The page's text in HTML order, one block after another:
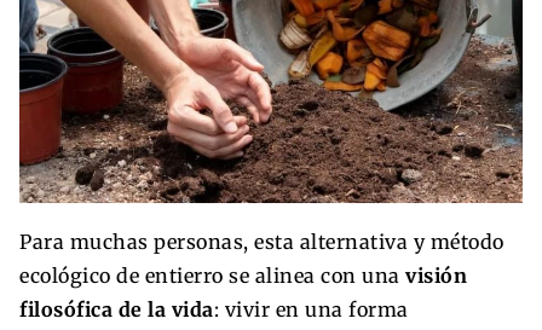
Para muchas personas, esta alternativa y método
ecológico de entierro se alinea con una visión
filosófica de la vida: vivir en una forma